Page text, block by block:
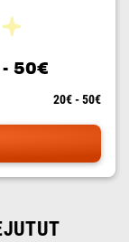
50€
20€ - 50€